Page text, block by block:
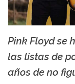
Pink Floyd se
las listas de
años de no